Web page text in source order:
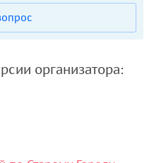
организатора: